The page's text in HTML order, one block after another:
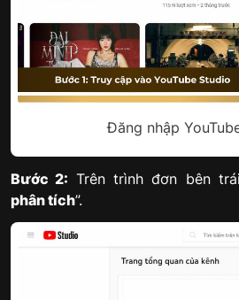
Đăng nhập
Bước 2: Trên trình đơn bên
phân tích”.